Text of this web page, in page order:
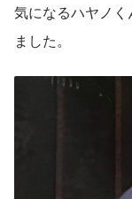
気になるハヤノ
ました。